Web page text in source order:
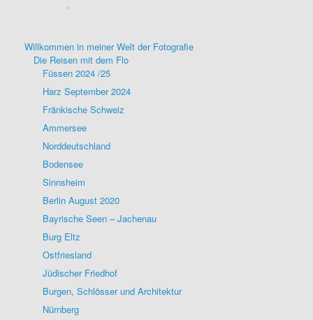
Willkommen in meiner Welt der Fotografie
Die Reisen mit dem Flo
Füssen 2024 /25
Harz September 2024
Fränkische Schweiz
Ammersee
Norddeutschland
Bodensee
Sinnsheim
Berlin August 2020
Bayrische Seen – Jachenau
Burg Eltz
Ostfriesland
Jüdischer Friedhof
Burgen, Schlösser und Architektur
Nürnberg